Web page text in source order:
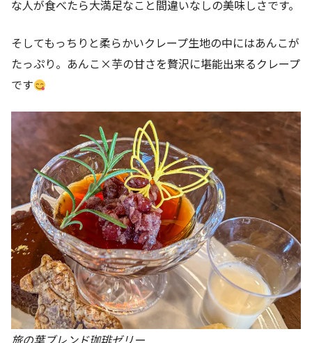
な人が食べたら大満足なこと間違いなしの美味しさです。
そしてもっちりと柔らかいクレープ生地の中にはあんこが
たっぷり。あんこ×芋の甘さを贅沢に堪能出来るクレープ
です
旅の葉ブレンド珈琲ゼリー